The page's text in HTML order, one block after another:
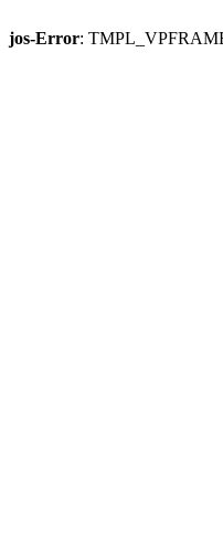
jos-Error: